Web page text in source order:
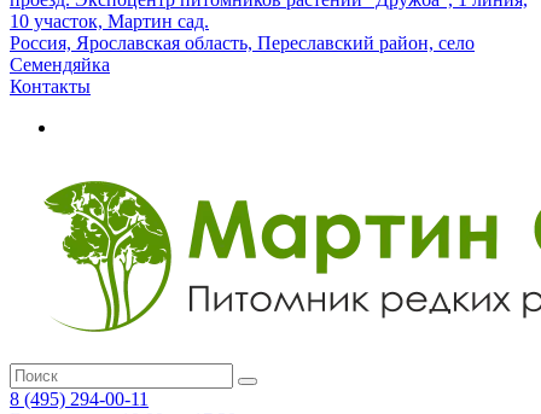
10 участок, Мартин сад.
Россия, Ярославская область, Переславский район, село
Семендяйка
Контакты
8 (495) 294-00-11